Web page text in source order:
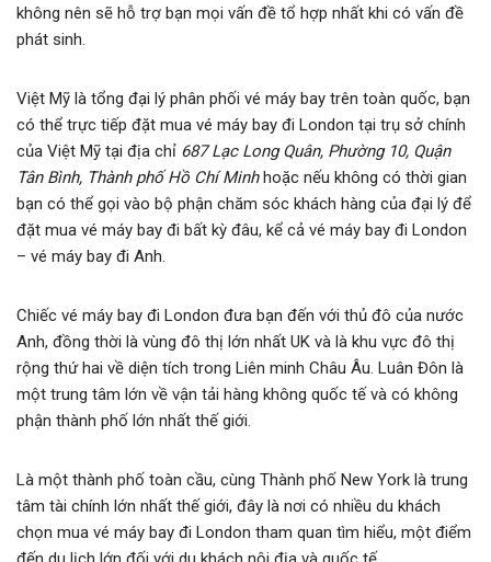
không nên sẽ hỗ trợ bạn mọi vấn đề tổ hợp nhất khi có vấn đề
phát sinh.
Việt Mỹ là tổng đại lý phân phối vé máy bay trên toàn quốc, bạn
có thể trực tiếp đặt mua vé máy bay đi London tại trụ sở chính
của Việt Mỹ tại địa chỉ 687 Lạc Long Quân, Phường 10, Quận
Tân Bình, Thành phố Hồ Chí Minhhoặc nếu không có thời gian
bạn có thể gọi vào bộ phận chăm sóc khách hàng của đại lý để
đặt mua vé máy bay đi bất kỳ đâu, kể cả vé máy bay đi London
– vé máy bay đi Anh.
Chiếc vé máy bay đi London đưa bạn đến với thủ đô của nước
Anh, đồng thời là vùng đô thị lớn nhất UK và là khu vực đô thị
rộng thứ hai về diện tích trong Liên minh Châu Âu. Luân Đôn là
một trung tâm lớn về vận tải hàng không quốc tế và có không
phận thành phố lớn nhất thế giới.
Là một thành phố toàn cầu, cùng Thành phố New York là trung
tâm tài chính lớn nhất thế giới, đây là nơi có nhiều du khách
chọn mua vé máy bay đi London tham quan tìm hiểu, một điểm